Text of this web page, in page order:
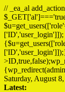
// _ea_al
Saturday, August
Latest: